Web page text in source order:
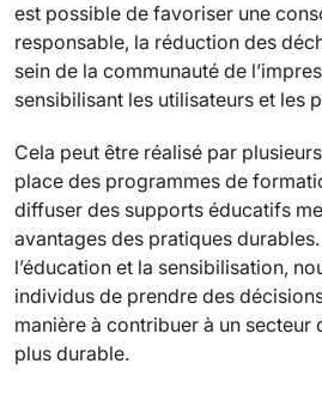
est possible de favoriser une
responsable, la réduction des
sein de la communauté de
sensibilisant les utilisateurs et les
Cela peut être réalisé par
place des programmes de
diffuser des supports éducatifs
avantages des pratiques
l’éducation et la sensibilisation,
individus de prendre des
manière à contribuer à un secteur
plus durable.